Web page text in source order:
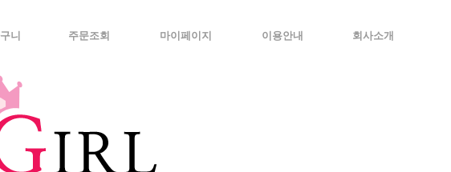
니 주문조회 마이페이지 이용안내 회사소개